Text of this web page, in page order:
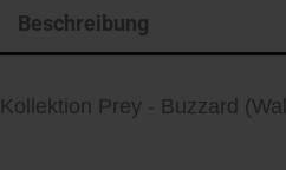
Beschreibung
Kollektion Prey - Buzzard